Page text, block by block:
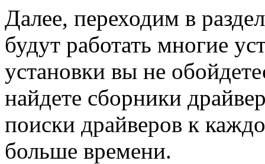
Далее, переходим в
будут работать многие
установки вы не
найдете сборники
поиски драйверов к
больше времени.